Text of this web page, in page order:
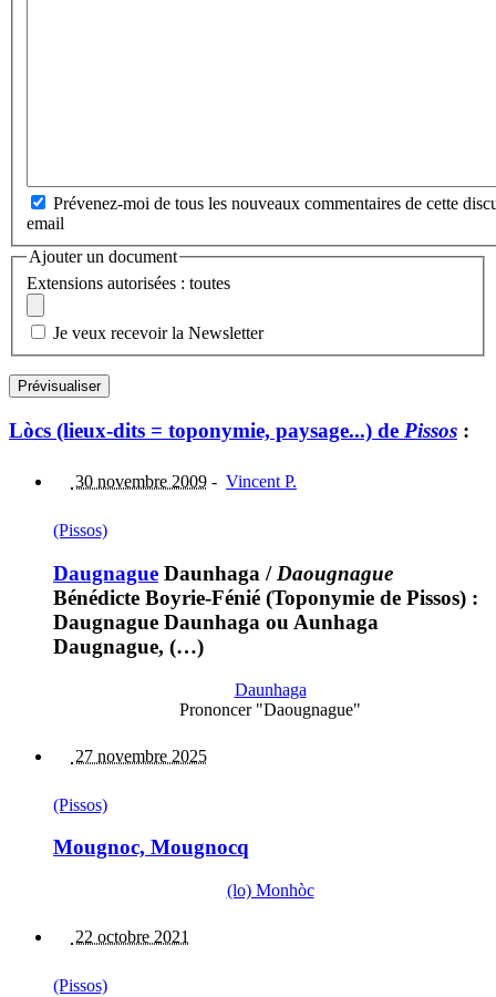
Prévenez-moi de tous les nouveaux commentaires de cette
email
Ajouter un document
Extensions autorisées : toutes
Je veux recevoir la Newsletter
Lòcs (lieux-dits = toponymie, paysage...) de Pissos :
30 novembre 2009 - Vincent P.
(Pissos)
Daugnague Daunhaga / Daougnague
Bénédicte Boyrie-Fénié (Toponymie de Pissos) :
Daugnague Daunhaga ou Aunhaga
Daugnague, (…)
Daunhaga
Prononcer "Daougnague"
27 novembre 2025
(Pissos)
Mougnoc, Mougnocq
(lo) Monhòc
22 octobre 2021
(Pissos)